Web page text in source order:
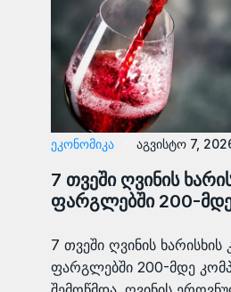
ᲔᲙᲝᲜᲝᲛᲘᲙᲐ აგვისტო 7,
7 თვეში ღვინის
ფარგლებში 200-
7 თვეში ღვინის
ფარგლებში 200-მდე